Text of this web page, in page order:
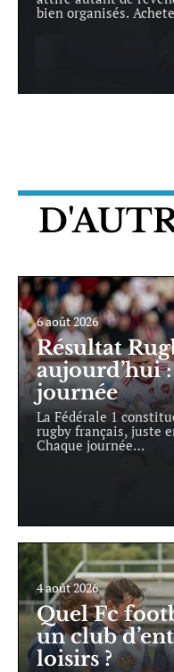
bien organisés.
6 août 2026
Résultat
aujourd’hui
journée
La Fédérale 1
rugby français, juste
Chaque journée…
4 août 2026
Quel Fc
un club
loisirs ?